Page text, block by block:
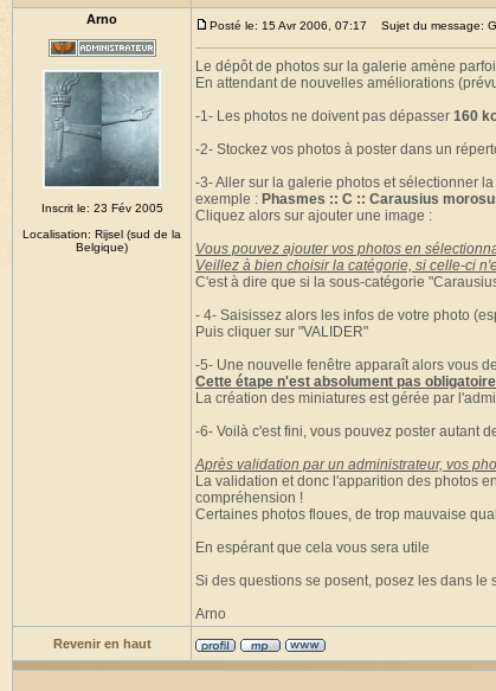
Arno
Inscrit le: 23 Fév 2005
Localisation: Rijsel (sud de la
Belgique)
Posté le: 15 Avr 2006, 07:17 Sujet du message:
Le dépôt de photos sur la galerie amène
En attendant de nouvelles améliorations
-1- Les photos ne doivent pas dépasser 160
-2- Stockez vos photos à poster dans un
-3- Aller sur la galerie photos et sélectionner
exemple : Phasmes :: C :: Carausius
Cliquez alors sur ajouter une image :
Vous pouvez ajouter vos photos en
Veillez à bien choisir la catégorie, si celle-ci
C'est à dire que si la sous-catégorie
- 4- Saisissez alors les infos de votre photo
Puis cliquer sur "VALIDER"
-5- Une nouvelle fenêtre apparaît alors vous
Cette étape n'est absolument pas obligatoire
La création des miniatures est gérée par
-6- Voilà c'est fini, vous pouvez poster autant
Après validation par un administrateur, vos
La validation et donc l'apparition des photos
compréhension !
Certaines photos floues, de trop mauvaise
En espérant que cela vous sera utile
Si des questions se posent, posez les dans le
Arno
Revenir en haut